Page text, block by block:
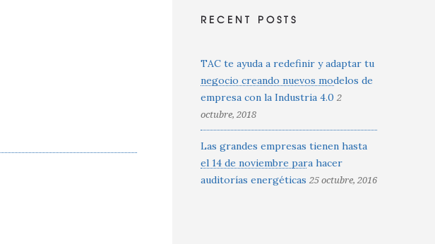
RECENT POSTS
TAC te ayuda a redefinir y adaptar tu
negocio creando nuevos modelos de
empresa con la Industria 4.0 2
octubre, 2018
Las grandes empresas tienen hasta
el 14 de noviembre para hacer
auditorías energéticas 25 octubre, 2016